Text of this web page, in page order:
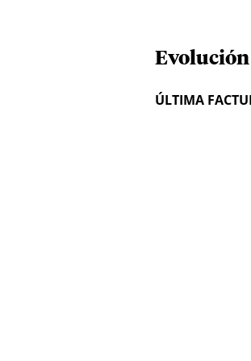
Evolución
ÚLTIMA